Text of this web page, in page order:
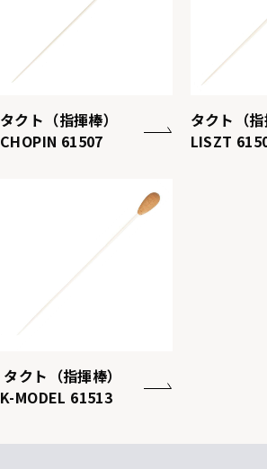
タクト（指揮棒）
CHOPIN 61507
タクト（指
LISZT
タクト（指揮棒）
K-MODEL 61513